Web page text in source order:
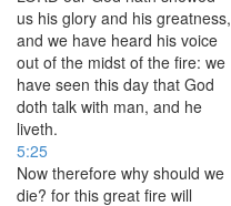
us his glory and his greatness,
and we have heard his voice
out of the midst of the fire: we
have seen this day that God
doth talk with man, and he
liveth.
5:25
Now therefore why should we
die? for this great fire will